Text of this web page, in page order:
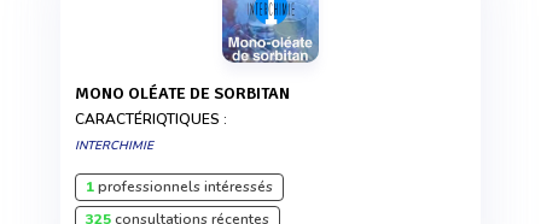
MONO OLÉATE DE SORBITAN
CARACTÉRIQTIQUES :
INTERCHIMIE
1professionnels intéressés
325consultations récentes